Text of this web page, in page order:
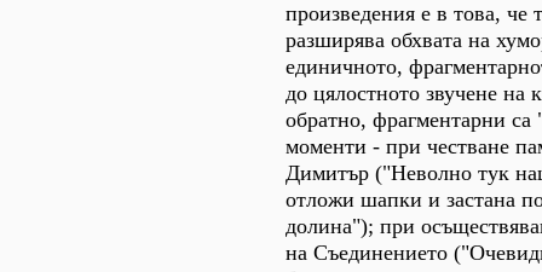
произведения е в това, че
разширява обхвата на
единичното,
до цялостното звучене на
обратно, фрагментарни са
моменти - при честване
Димитър ("Неволно тук
отложи шапки и застана
долина"); при
на Съединението